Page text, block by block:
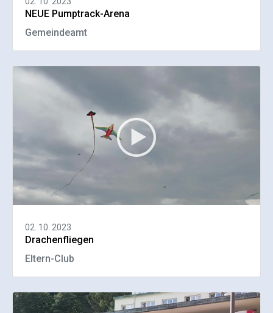
NEUE Pumptrack-Arena
Gemeindeamt
02. 10. 2023
Drachenfliegen
Eltern-Club